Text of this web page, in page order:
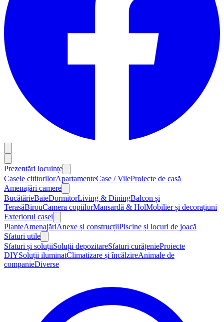
Prezentări locuințe
Casele cititorilorApartamenteCase / VileProiecte de casă
Amenajări camere
BucătărieBaieDormitorLiving & DiningBalcon și
TerasăBirouCamera copiilorMansardă & HolMobilier și decorațiuni
Exteriorul casei
PlanteAmenajăriAnexe și construcțiiPiscine și locuri de joacă
Sfaturi utile
Sfaturi și soluțiiSoluții depozitareSfaturi curățenieProiecte
DIYSoluții iluminatClimatizare și încălzireAnimale de
companieDiverse